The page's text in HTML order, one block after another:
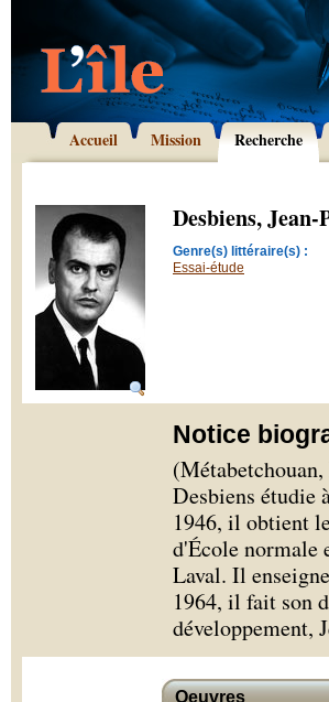
Accueil Mission Recherche
Desbiens, Jean-
Genre(s) littéraire(s) :
Essai-étude
Notice
Desbiens étudie
1946, il obtient
d'École normale
Laval. Il
1964, il fait son
développement,
Oeuvres